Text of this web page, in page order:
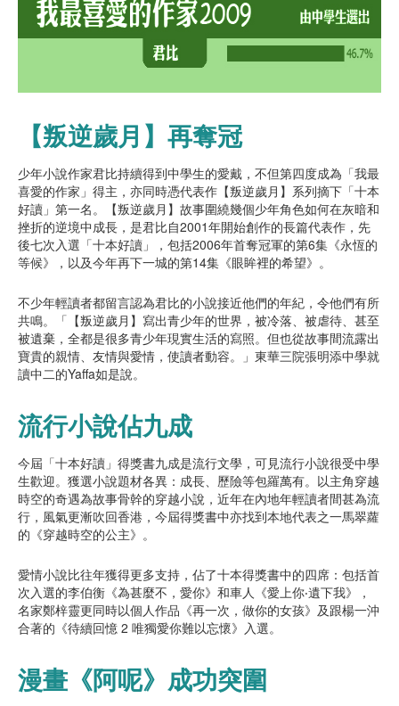
【叛逆歲月】再奪冠
少年小說作家君比持續得到中學生的愛戴，不但第四度成為「我最
喜愛的作家」得主，亦同時憑代表作【叛逆歲月】系列摘下「十本
好讀」第一名。【叛逆歲月】故事圍繞幾個少年角色如何在灰暗和
挫折的逆境中成長，是君比自2001年開始創作的長篇代表作，先
後七次入選「十本好讀」，包括2006年首奪冠軍的第6集《永恆的
等候》，以及今年再下一城的第14集《眼眸裡的希望》。
不少年輕讀者都留言認為君比的小說接近他們的年紀，令他們有所
共鳴。「【叛逆歲月】寫出青少年的世界，被冷落、被虐待、甚至
被遺棄，全都是很多青少年現實生活的寫照。但也從故事間流露出
寶貴的親情、友情與愛情，使讀者動容。」東華三院張明添中學就
讀中二的Yaffa如是說。
流行小說佔九成
今屆「十本好讀」得獎書九成是流行文學，可見流行小說很受中學
生歡迎。獲選小說題材各異：成長、歷險等包羅萬有。以主角穿越
時空的奇遇為故事骨幹的穿越小說，近年在內地年輕讀者間甚為流
行，風氣更漸吹回香港，今屆得獎書中亦找到本地代表之一馬翠蘿
的《穿越時空的公主》。
愛情小說比往年獲得更多支持，佔了十本得獎書中的四席：包括首
次入選的李伯衡《為甚麼不，愛你》和車人《愛上你‧遺下我》，
名家鄭梓靈更同時以個人作品《再一次，做你的女孩》及跟楊一沖
合著的《待續回憶 2 唯獨愛你難以忘懷》入選。
漫畫《阿呢》成功突圍